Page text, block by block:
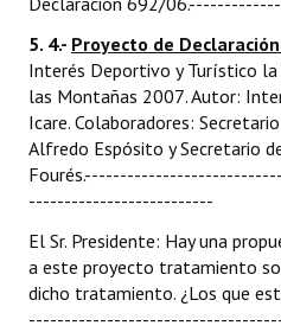
5. 4.- Proyecto de
Interés Deportivo y Turístico la
las Montañas 2007. Autor:
Icare. Colaboradores:
Alfredo Espósito y Secretario
--------------------------
El Sr. Presidente: Hay una
a este proyecto tratamiento
dicho tratamiento. ¿Los que